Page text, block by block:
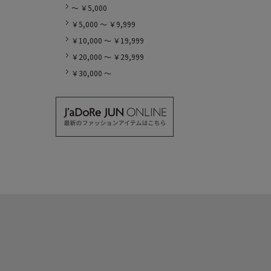
～ ￥5,000
￥5,000 ～ ￥9,999
￥10,000 ～ ￥19,999
￥20,000 ～ ￥29,999
￥30,000 ～